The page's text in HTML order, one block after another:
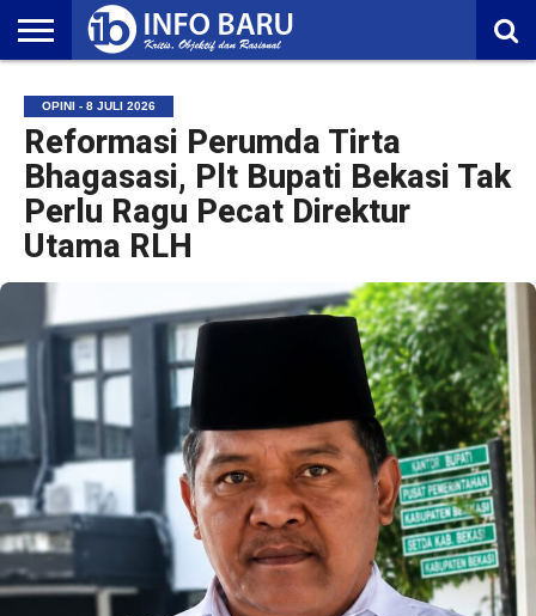
NASIONAL
AMBONIA
MALUKU
EKONOMI
POLITIK
OLAHRAGA
LIFESTYLE
REDAKSI
OPINI - 8 JULI 2026
Reformasi Perumda Tirta
Bhagasasi, Plt Bupati Bekasi Tak
Perlu Ragu Pecat Direktur
Utama RLH